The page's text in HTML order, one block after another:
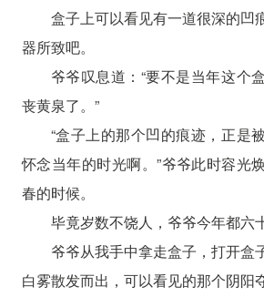
盒子上可以看见有一道很深的凹
器所致吧。
爷爷叹息道：“要不是当年这个
丧黄泉了。”
“盒子上的那个凹的痕迹，正是
怀念当年的时光啊。”爷爷此时容光
春的时候。
毕竟岁数不饶人，爷爷今年都六
爷爷从我手中拿走盒子，打开盒
白雾散发而出，可以看见的那个阴阳